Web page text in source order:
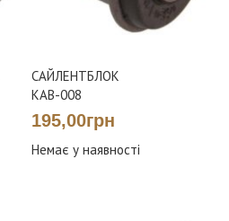
САЙЛЕНТБЛОК
KAB-008
195,00грн
Немає у наявності